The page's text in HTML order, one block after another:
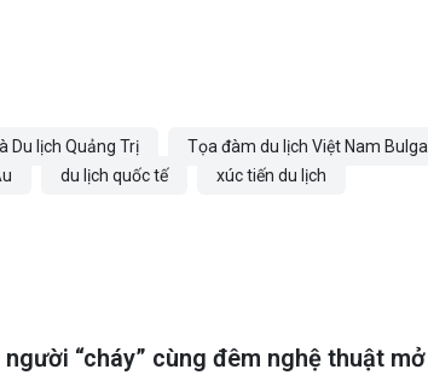
Du lịch Quảng Trị
Tọa đàm du lịch Việt Nam
du lịch quốc tế xúc tiến du lịch
“cháy” cùng đêm nghệ thuật